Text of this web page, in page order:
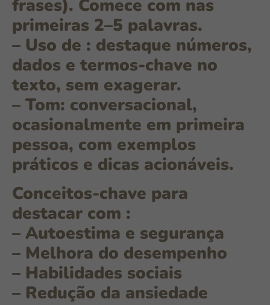
frases). Comece com nas
primeiras 2–5 palavras.
– Uso de : destaque números,
dados e termos-chave no
texto, sem exagerar.
– Tom: conversacional,
ocasionalmente em primeira
pessoa, com exemplos
práticos e dicas acionáveis.
Conceitos-chave para
destacar com :
– Autoestima e segurança
– Melhora do desempenho
– Habilidades sociais
– Redução da ansiedade